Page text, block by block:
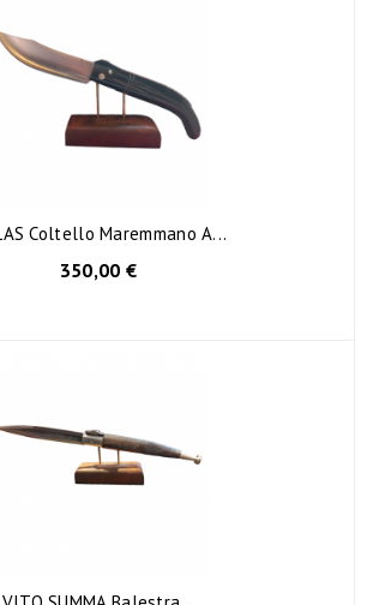
Coltello Maremmano A...
350,00 €